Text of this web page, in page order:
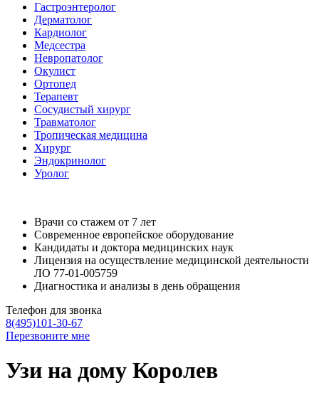
Гастроэнтеролог
Дерматолог
Кардиолог
Медсестра
Невропатолог
Окулист
Ортопед
Терапевт
Сосудистый хирург
Травматолог
Тропическая медицина
Хирург
Эндокринолог
Уролог
Врачи со стажем от 7 лет
Современное европейское оборудование
Кандидаты и доктора медицинских наук
Лицензия на осуществление медицинской деятельности
ЛО 77-01-005759
Диагностика и анализы в день обращения
Телефон для звонка
8(495)101-30-67
Перезвоните мне
Узи на дому Королев